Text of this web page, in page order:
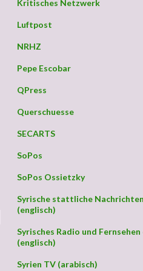
Kritisches Netzwerk
Luftpost
NRHZ
Pepe Escobar
QPress
Querschuesse
SECARTS
SoPos
SoPos Ossietzky
Syrische stattliche
(englisch)
Syrisches Radio und
(englisch)
Syrien TV (arabisch)